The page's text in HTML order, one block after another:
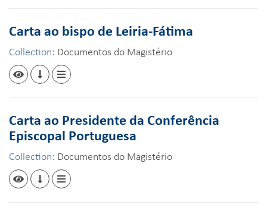
Carta ao bispo de Leiria-Fátima
Collection: Documentos do Magistério
Carta ao Presidente da Conferência
Episcopal Portuguesa
Collection: Documentos do Magistério